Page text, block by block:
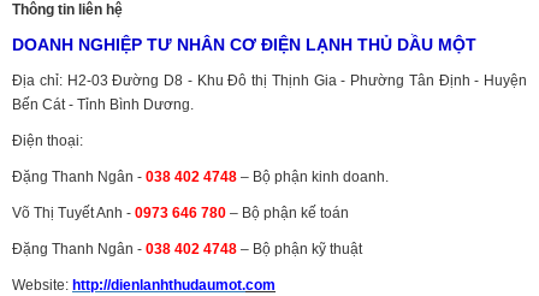
Thông tin liên hệ
DOANH NGHIỆP TƯ NHÂN CƠ ĐIỆN LẠNH THỦ DẦU MỘT
Địa chỉ: H2-03 Đường D8 - Khu Đô thị Thịnh Gia - Phường Tân Định - Huyện
Bến Cát - Tỉnh Bình Dương.
Điện thoại:
Đặng Thanh Ngân - 038 402 4748 – Bộ phận kinh doanh.
Võ Thị Tuyết Anh - 0973 646 780 – Bộ phận kế toán
Đặng Thanh Ngân - 038 402 4748 – Bộ phận kỹ thuật
Website: http://dienlanhthudaumot.com